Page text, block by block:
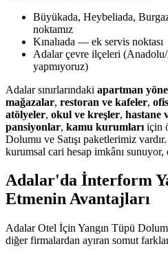
Büyükada, Heybeliada,
noktamız
Kınalıada — ek servis noktası
Adalar çevre ilçeleri (Anadolu/
yapmıyoruz)
Adalar sınırlarındaki apartman
mağazalar, restoran ve kafeler,
atölyeler, okul ve kreşler, hastane
pansiyonlar, kamu kurumları için
Dolumu ve Satışı paketlerimiz
kurumsal cari hesap imkânı
Adalar'da İnterform
Etmenin Avantajları
Adalar Otel İçin Yangın Tüpü
diğer firmalardan ayıran somut